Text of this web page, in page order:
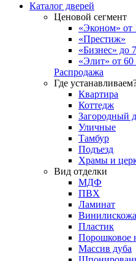
Каталог дверей
Ценовой сегмент
«Эконом» от
«Престиж»
«Бизнес» до
«Элит» от 60
Распродажа
Где
Квартира
Коттедж
Загородный
Уличные
Тамбур
Подъезд
Храмы и
Вид отделки
МДФ
ПВХ
Ламинат
Винилискожа
Пластик
Порошковое
Массив дуба